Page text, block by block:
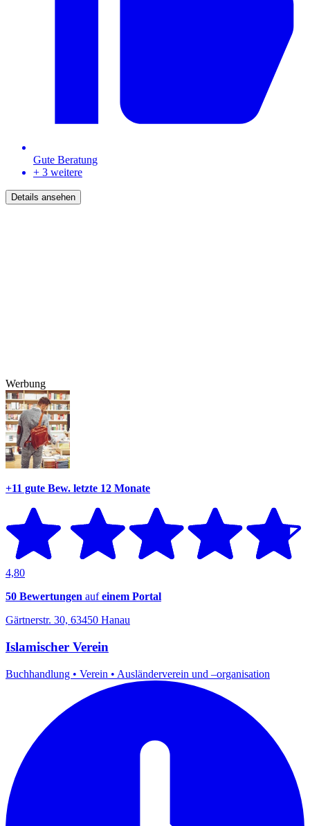
Gute Beratung
+ 3 weitere
Details ansehen
Werbung
+11 gute Bew. letzte 12 Monate
4,80
50 Bewertungen aufeinem Portal
Gärtnerstr. 30, 63450 Hanau
Islamischer Verein
Buchhandlung • Verein • Ausländerverein und –organisation